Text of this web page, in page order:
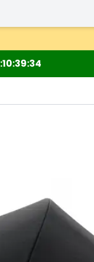
10 39 33